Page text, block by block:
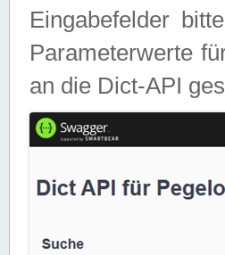
Eingabefelder
Parameterwerte
an die Dict-API